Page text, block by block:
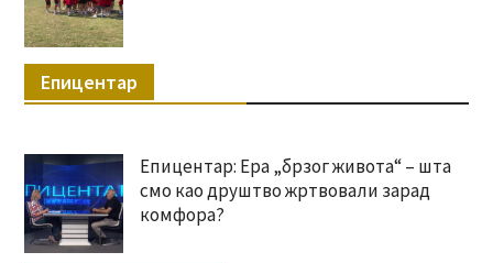
Епицентар
Епицентар: Ера „брзог живота“ – шта
смо као друштво жртвовали зарад
комфора?